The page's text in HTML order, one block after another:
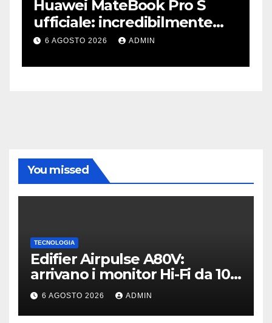
Huawei MateBook Pro S
ufficiale: incredibilmente
leggero e supersottile
6 AGOSTO 2026 ADMIN
You missed
TECNOLOGIA
Edifier Airpulse A80V:
arrivano i monitor Hi-Fi da 100
W con USB Hi-Res
6 AGOSTO 2026 ADMIN